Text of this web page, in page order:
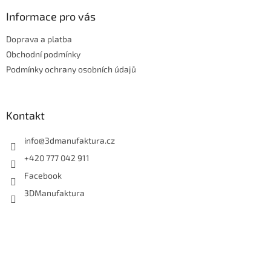
Informace pro vás
Doprava a platba
Obchodní podmínky
Podmínky ochrany osobních údajů
Kontakt
info@3dmanufaktura.cz
+420 777 042 911
Facebook
3DManufaktura